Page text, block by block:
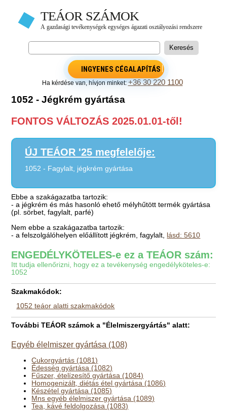
INGYENES CÉGALAPÍTÁS
Ha kérdése van, hívjon minket:+36 30 220 1100
1052 - Jégkrém gyártása
FONTOS VÁLTOZÁS 2025.01.01-től!
ÚJ TEÁOR '25 megfelelője:
1052 - Fagylalt, jégkrém gyártása
Ebbe a szakágazatba tartozik:
- a jégkrém és más hasonló ehető mélyhűtött termék gyártása
(pl. sörbet, fagylalt, parfé)
Nem ebbe a szakágazatba tartozik:
- a felszolgálóhelyen előállított jégkrém, fagylalt, lásd: 5610
ENGEDÉLYKÖTELES-e ez a TEÁOR szám:
Itt tudja ellenőrizni, hogy ez a tevékenység engedélyköteles-e:
1052
Szakmakódok:
1052 teáor alatti szakmakódok
További TEÁOR számok a "Élelmiszergyártás" alatt:
Egyéb élelmiszer gyártása (108)
Cukorgyártás (1081)
Édesség gyártása (1082)
Fűszer, ételízesítő gyártása (1084)
Homogenizált, diétás étel gyártása (1086)
Készétel gyártása (1085)
Mns egyéb élelmiszer gyártása (1089)
Tea, kávé feldolgozása (1083)